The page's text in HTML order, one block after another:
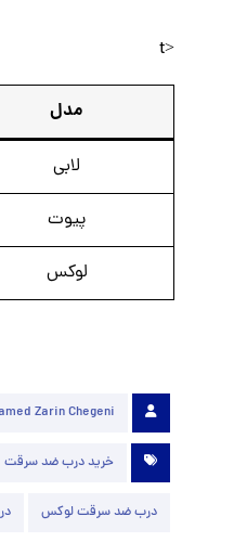
<t
مدل
لابی
پیوت
لوکس
Zarin Chegeni
خرید درب ضد سرقت
درب ضد سرقت لوکس